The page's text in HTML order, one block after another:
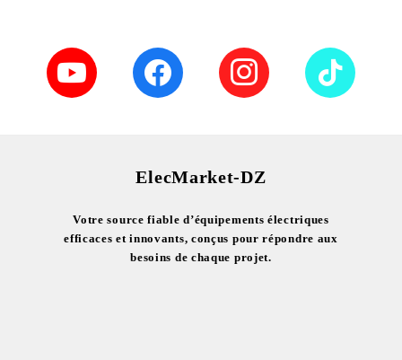
ElecMarket-DZ
Votre source fiable d’équipements électriques
efficaces et innovants, conçus pour répondre aux
besoins de chaque projet.